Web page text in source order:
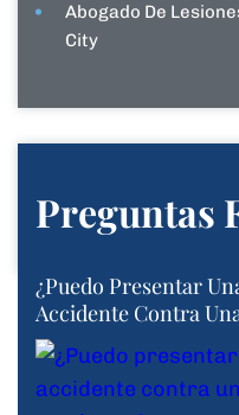
Abogado De
City
Preguntas
¿Puedo Presentar
Accidente Contra